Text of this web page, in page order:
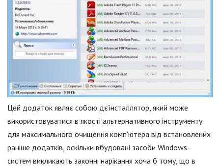
Цей додаток являє собою дєїнсталлятор, який може
використовуватися в якості альтернативного інструменту
для максимального очищення комп'ютера від встановлених
раніше додатків, оскільки вбудовані засоби Windows-
систем викликають законні нарікання хоча б тому, що в